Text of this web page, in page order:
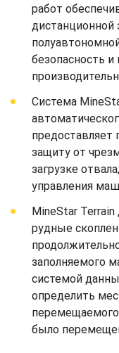
работ
дистанционной
безопасность
Система
защиту от
загрузке
управления
MineStar
рудные
заполняемого
системой
определить
перемещаемого
было